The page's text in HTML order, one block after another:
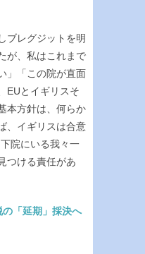
ブレグジットを明
が、私はこれまで
」「この院が直面
EUとイギリスそ
本方針は、何らか
、イギリスは合意
院にいる我々一
つける責任があ
「延期」採決へ